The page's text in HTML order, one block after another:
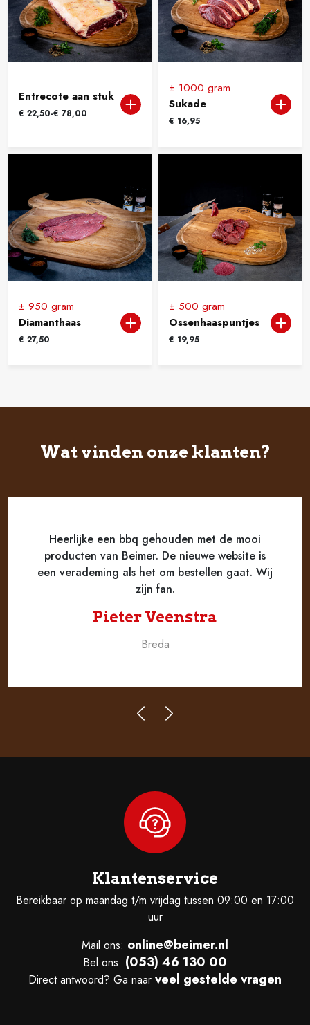
Entrecote aan stuk
€ 22,50-€ 78,00
Prijsklasse:
± 1000 gram
Sukade
€ 16,95
± 950 gram
Diamanthaas
€ 27,50
± 500 gram
Ossenhaaspuntjes
€ 19,95
Wat vinden onze klanten?
Heerlijke een bbq gehouden met de mooi
producten van Beimer. De nieuwe website is
een verademing als het om bestellen gaat. Wij
zijn fan.
Pieter Veenstra
Breda
Klantenservice
Bereikbaar op maandag t/m vrijdag tussen 09:00 en 17:00
uur
Mail ons: online@beimer.nl
Bel ons: (053) 46 130 00
Direct antwoord? Ga naar veel gestelde vragen